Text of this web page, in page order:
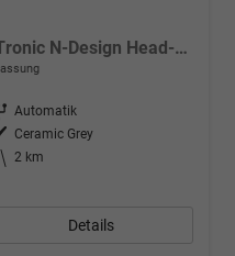
1.3 DIG-T MHEV 158 PS X-Tronic N-Design Head-Up Display Teil-Leder Klimaautomatik Sitzheizung Lenkradheizung Navi elektr. Heckklappe ACC PDC v+h 360°Kamera DAB Bluetooth Touchscreen Apple CarPlay Android Auto 19"Zoll
Getriebe Automatik
Ceramic Grey
2 km
Details